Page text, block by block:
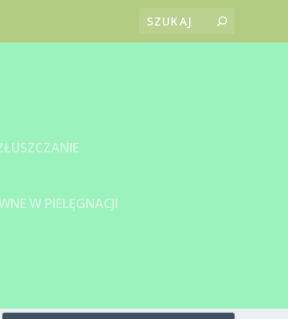
W PIELĘGNACJI